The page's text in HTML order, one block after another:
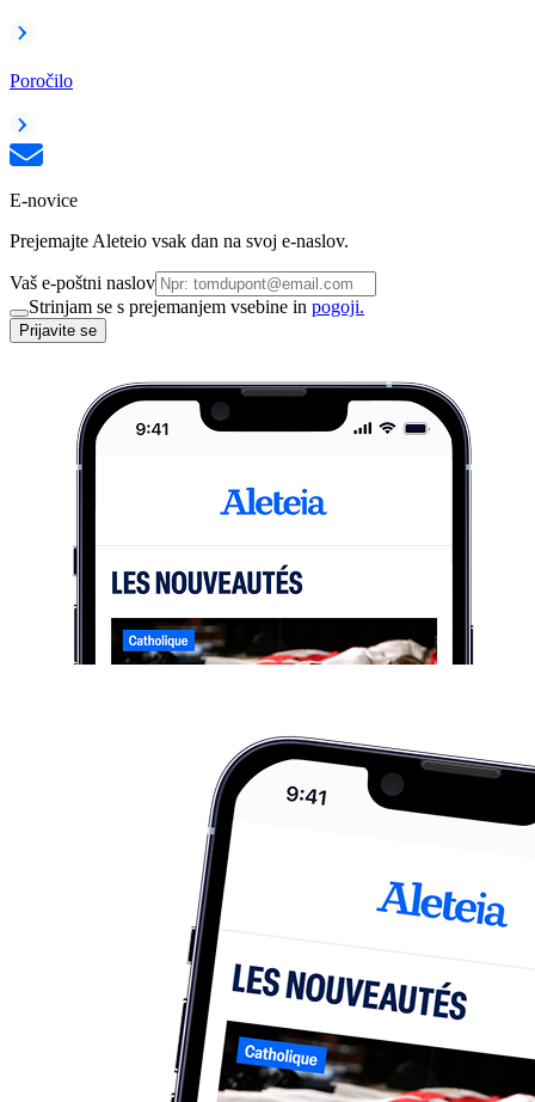
Poročilo
E-novice
Prejemajte Aleteio vsak dan na svoj e-naslov.
Vaš e-poštni naslov
Strinjam se s prejemanjem vsebine in pogoji.
Prijavite se